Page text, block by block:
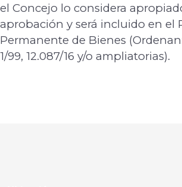
el Concejo lo considera
aprobación y será incluido en el
Permanente de Bienes
1/99, 12.087/16 y/o ampliatorias).